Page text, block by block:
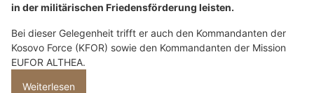
in der militärischen Friedensförderung leisten.
Bei dieser Gelegenheit trifft er auch den Kommandanten der
Kosovo Force (KFOR) sowie den Kommandanten der Mission
EUFOR ALTHEA.
Weiterlesen